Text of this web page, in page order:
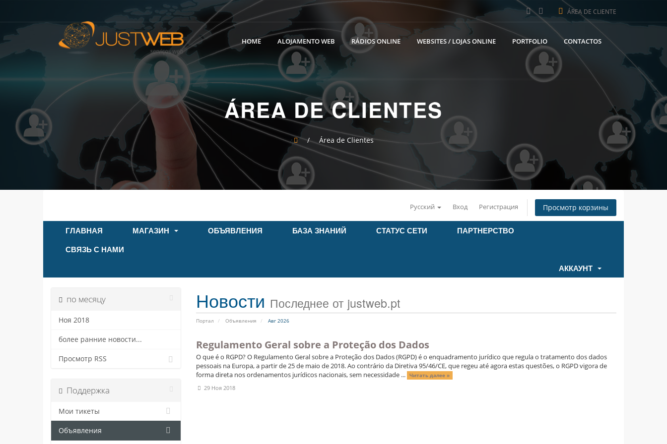
ÁREA DE CLIENTE
HOME ALOJAMENTO WEB RÁDIOS ONLINE WEBSITES / LOJAS ONLINE PORTFOLIO CONTACTOS
ÁREA DE CLIENTES
/ Área de Clientes
Русский Вход Регистрация Просмотр корзины
ГЛАВНАЯ МАГАЗИН ОБЪЯВЛЕНИЯ БАЗА ЗНАНИЙ СТАТУС СЕТИ
ПАРТНЕРСТВО
СВЯЗЬ С НАМИ
АККАУНТ
Новости Последнее от justweb.pt
Портал Объявления Авг 2026
по месяцу
Ноя 2018
более ранние новости...
Просмотр RSS
Regulamento Geral sobre a Proteção dos Dados
O que é o RGPD? O Regulamento Geral sobre a Proteção dos Dados (RGPD) é o enquadramento jurídico que regula o tratamento dos dados
pessoais na Europa, a partir de 25 de maio de 2018. Ao contrário da Diretiva 95/46/CE, que regeu até agora estas questões, o RGPD vigora de
forma direta nos ordenamentos jurídicos nacionais, sem necessidade ...
Читать далее »
29 Ноя 2018
Поддержка
Мои тикеты
Объявления